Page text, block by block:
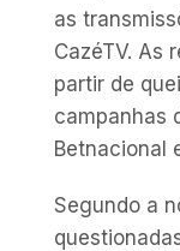
as
CazéTV. As
partir de
campanhas
Betnacional
Segundo a